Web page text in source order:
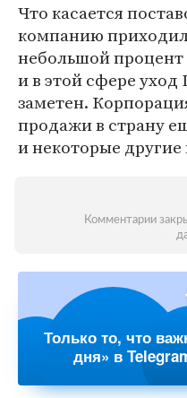
Что касается
компанию
небольшой
и в этой сфере уход
заметен.
продажи в страну
и некоторые
Комментарии
Только то, что
дня» в